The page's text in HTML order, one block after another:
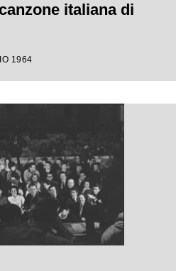
italiana di
1964